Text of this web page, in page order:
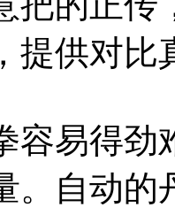
提供对比
易得劲
。自动的